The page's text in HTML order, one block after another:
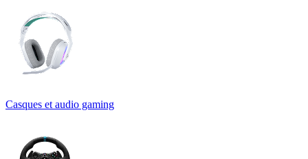
Casques et audio gaming